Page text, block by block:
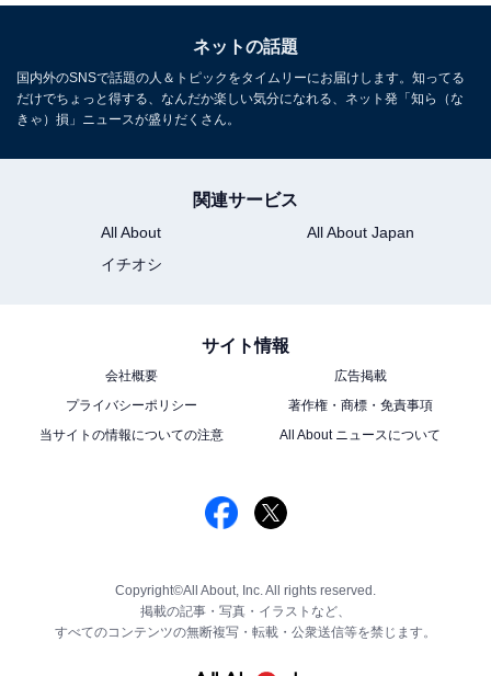
ネットの話題
国内外のSNSで話題の人＆トピックをタイムリーにお届けします。知ってる
だけでちょっと得する、なんだか楽しい気分になれる、ネット発「知ら（な
きゃ）損」ニュースが盛りだくさん。
関連サービス
All About
All About Japan
イチオシ
サイト情報
会社概要
広告掲載
プライバシーポリシー
著作権・商標・免責事項
当サイトの情報についての注意
All About ニュースについて
Copyright©All About, Inc. All rights reserved.
掲載の記事・写真・イラストなど、
すべてのコンテンツの無断複写・転載・公衆送信等を禁じます。